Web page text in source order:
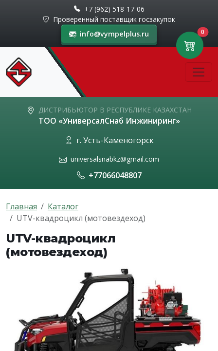
+7 (962) 518-17-06
Проверенный поставщик госзакупок
info@vympelplus.ru
ДИСТРИБЬЮТОР В РЕСПУБЛИКЕ КАЗАХСТАН
ТОО «УниверсалСнаб Инжиниринг»
г. Усть-Каменогорск
universalsnabkz@gmail.com
+77066048807
Главная
Каталог
UTV-квадроцикл (мотовездеход)
UTV-квадроцикл
(мотовездеход)
0